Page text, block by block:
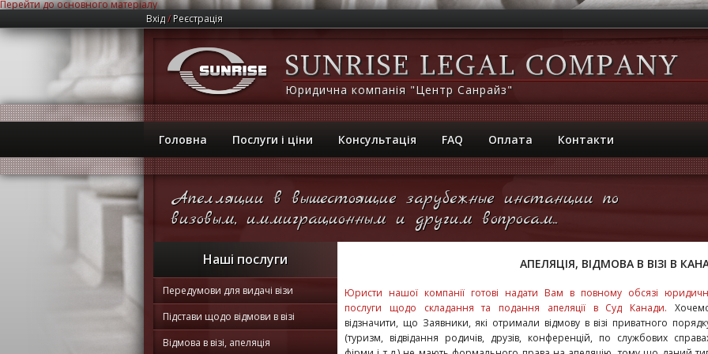
Перейти до основного матеріалу
Вхід/ Реєстрація
Головна Послуги і ціни Консультація FAQ Оплата Контакти
Юридична компанія "Центр Санрайз"
Апелляции в вышестоящие зарубежные инстанции по
визовым, иммиграционным и другим вопросам...
Наші послуги
Передумови для видачі візи
Підстави щодо відмови в візі
Відмова в візі, апеляція
АПЕЛЯЦІЯ, ВІДМОВА В ВІЗІ В
Юристи нашої компанії готові надати Вам в повному обсязі
послуги щодо складання та подання апеляції в Суд Канади.
відзначити, що Заявники, які отримали відмову в візі приватного
(туризм, відвідання родичів, друзів, конференцій, по службових